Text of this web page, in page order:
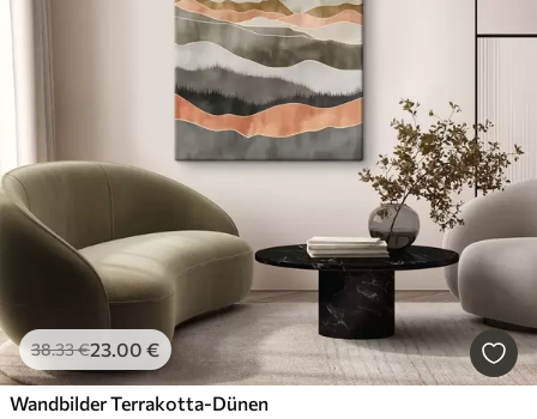
38.33€23.00 €
Wandbilder Terrakotta-Dünen